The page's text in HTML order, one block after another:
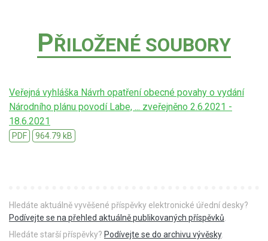
PŘILOŽENÉ SOUBORY
Veřejná vyhláška Návrh opatření obecné povahy o vydání
Národního plánu povodí Labe, ... zveřejněno 2.6.2021 -
18.6.2021
PDF 964.79 kB
Hledáte aktuálně vyvěšené příspěvky elektronické úřední desky?
Podívejte se na přehled aktuálně publikovaných příspěvků
Hledáte starší příspěvky? Podívejte se do archivu vývěsky.